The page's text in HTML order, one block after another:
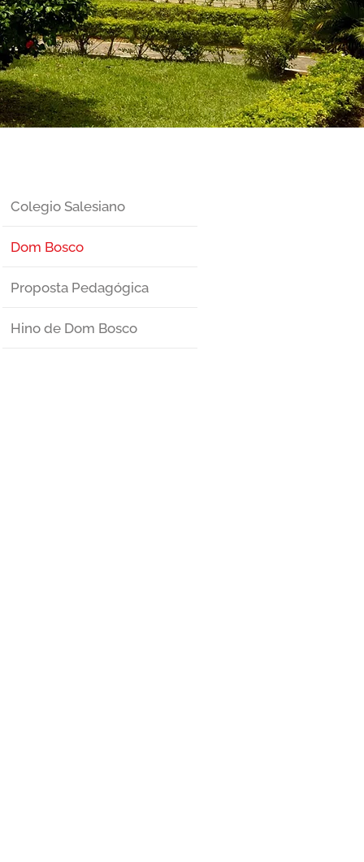
Colegio Salesiano
Dom Bosco
Proposta Pedagógica
Hino de Dom Bosco